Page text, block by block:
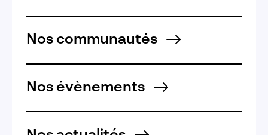
Nos communautés
Nos évènements